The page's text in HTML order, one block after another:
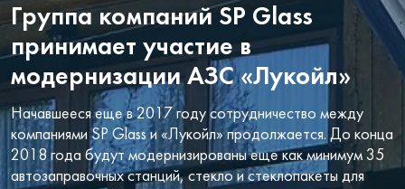
Группа компаний SP Glass
принимает участие в
модернизации АЗС «Лукойл»
Начавшееся еще в 2017 году сотрудничество между
компаниями SP Glass и «Лукойл» продолжается. До конца
2018 года будут модернизированы еще как минимум 35
автозаправочных станций, стекло и стеклопакеты для